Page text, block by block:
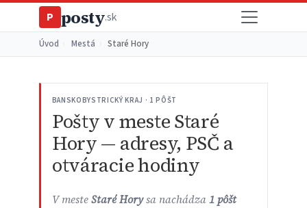
P posty.sk
Úvod Mestá Staré Hory
BANSKOBYSTRICKÝ KRAJ · 1 PÔŠT
Pošty v meste Staré
Hory — adresy, PSČ a
otváracie hodiny
V mesteStaré Horysa nachádza1 pôšt